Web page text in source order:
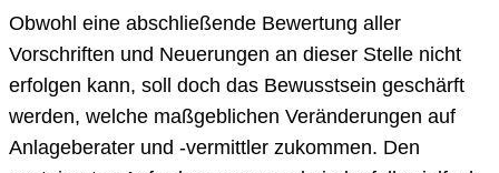
Obwohl eine abschließende Bewertung aller
Vorschriften und Neuerungen an dieser Stelle nicht
erfolgen kann, soll doch das Bewusstsein geschärft
werden, welche maßgeblichen Veränderungen auf
Anlageberater und -vermittler zukommen. Den